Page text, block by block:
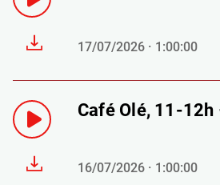
17/07/2026 · 1:00:00
Café Olé, 11-
16/07/2026 · 1:00:00